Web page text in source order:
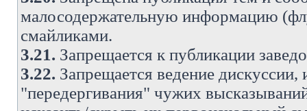
малосодержательную информацию
смайликами.
3.21. Запрещается к публикации
3.22. Запрещается ведение
"передергивания" чужих